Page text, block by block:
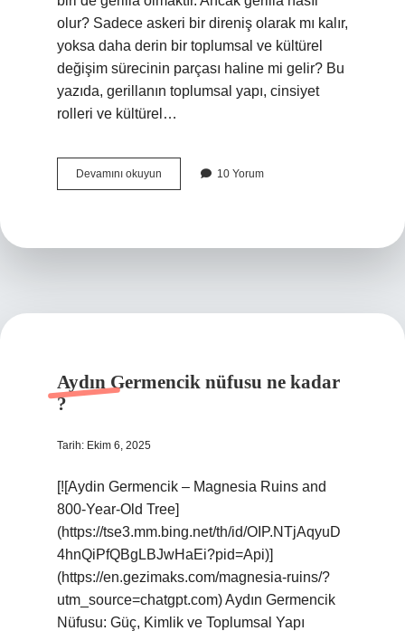
olur? Sadece askeri bir direniş olarak mı kalır,
yoksa daha derin bir toplumsal ve kültürel
değişim sürecinin parçası haline mi gelir? Bu
yazıda, gerillanın toplumsal yapı, cinsiyet
rolleri ve kültürel…
Devamını okuyun
nasıl
10 Yorum
Aydın Germencik nüfusu ne kadar
?
Tarih: Ekim 6, 2025
[![Aydin Germencik – Magnesia Ruins and
800-Year-Old Tree]
(https://tse3.mm.bing.net/th/id/OIP.NTjAqyuD
4hnQiPfQBgLBJwHaEi?pid=Api)]
(https://en.gezimaks.com/magnesia-ruins/?
utm_source=chatgpt.com) Aydın Germencik
Nüfusu: Güç, Kimlik ve Toplumsal Yapı